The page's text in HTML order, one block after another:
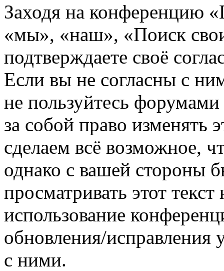
Заходя на конференцию
«мы», «наш», «Поиск
подтверждаете своё
Если вы не согласны с
не пользуйтесь
за собой право изменять
сделаем всё возможное,
однако с вашей стороны
просматривать этот
использование
обновления/исправления
с ними.